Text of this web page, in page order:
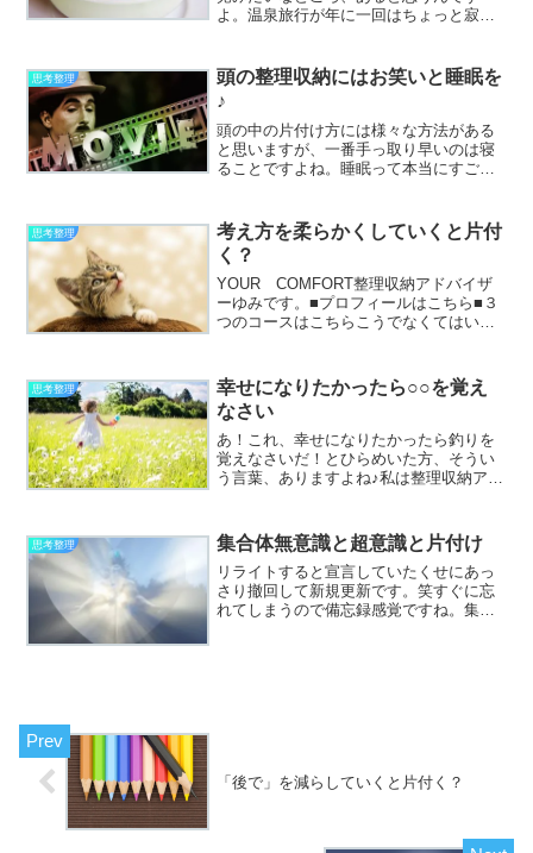
よ。温泉旅行が年に一回はちょっと寂し
抵これでもか～！！！！というほどのお
食事が出てくるわけです。...
思考整理
頭の整理収納にはお笑いと睡眠を
♪
頭の中の片付け方には様々な方法がある
と思いますが、一番手っ取り早いのは寝
ることですよね。睡眠って本当にすごく
睡眠を一番大切にしています。睡眠を削
って何かを仕上げようとす...
思考整理
考え方を柔らかくしていくと片付
く？
YOUR COMFORT整理収納アドバイザ
ーゆみです。■プロフィールはこちら■３
つのコースはこちらこうでなくてはいけ
ょうがないそんな風に考えてしまった時
は本当に全てやり...
思考整理
幸せになりたかったら○○を覚え
なさい
あ！これ、幸せになりたかったら釣りを
覚えなさいだ！とひらめいた方、そうい
う言葉、ありますよね♪私は整理収納アド
きます♪片付けで幸せになれるの？私は基
本的な片付けはもちろ...
思考整理 集合体無意識と超意識と片付け
リライトすると宣言していたくせにあっ
さり撤回して新規更新です。笑すぐに忘
れてしまうので備忘録感覚ですね。集合
「後で」を減らしていくと片付く？